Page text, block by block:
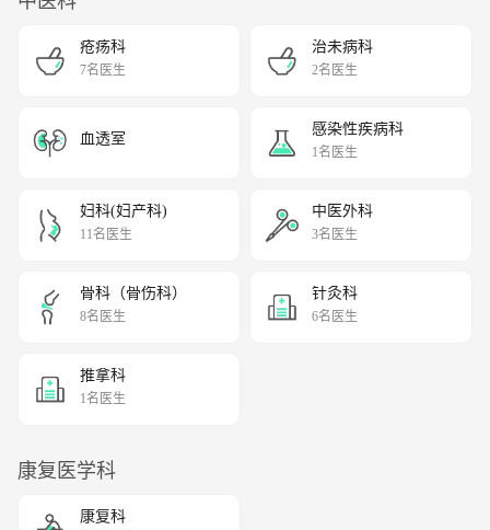
疮疡科
7名医生
治未病科
2名医生
血透室
感染性疾病科
1名医生
妇科(妇产科)
11名医生
中医外科
3名医生
骨科（骨伤科）
8名医生
针灸科
6名医生
推拿科
1名医生
康复医学科
康复科